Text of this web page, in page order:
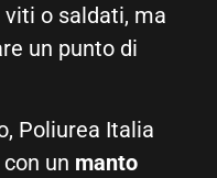
o saldati, ma
un punto di
Poliurea Italia
un manto